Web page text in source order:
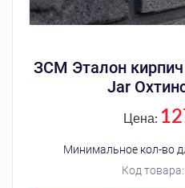
ЗСМ Эталон
Jar
Код товара:
Цена:
Минимальное кол-во